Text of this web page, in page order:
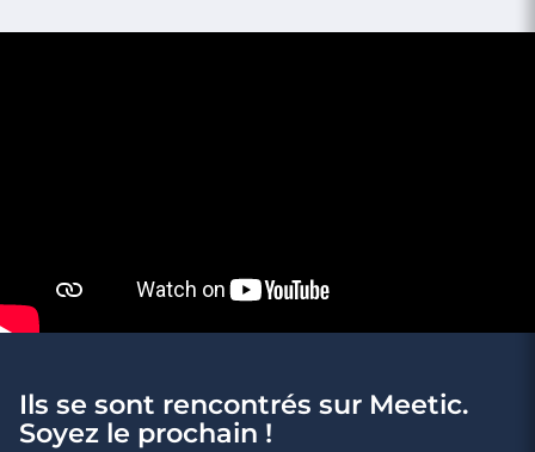
Ils se sont rencontrés sur Meetic.
Soyez le prochain !